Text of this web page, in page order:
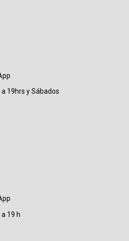
19hrs y Sábados
19 h